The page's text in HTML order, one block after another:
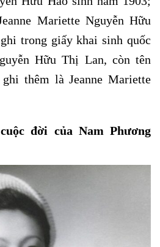
Mariette Nguyễn Hữu
trong giấy khai sinh quốc
Hữu Thị Lan, còn tên
thêm là Jeanne Mariette
đời của Nam Phương